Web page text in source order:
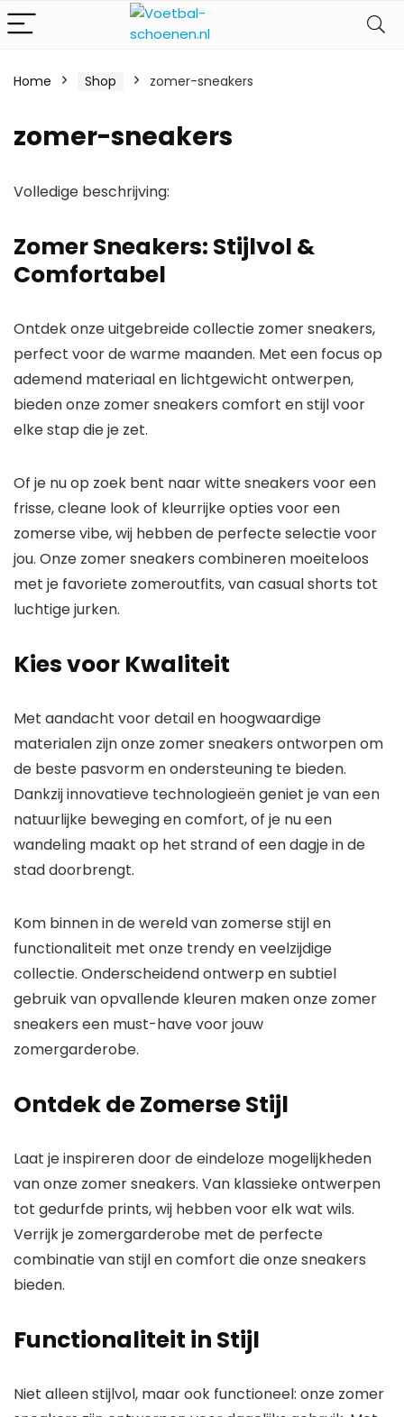
Home Shop zomer-sneakers
zomer-sneakers
Volledige beschrijving:
Zomer Sneakers: Stijlvol &
Comfortabel
Ontdek onze uitgebreide collectie zomer sneakers,
perfect voor de warme maanden. Met een focus op
ademend materiaal en lichtgewicht ontwerpen,
bieden onze zomer sneakers comfort en stijl voor
elke stap die je zet.
Of je nu op zoek bent naarwitte sneakers voor een
frisse, cleane look of kleurrijke opties voor een
zomerse vibe, wij hebben de perfecte selectie voor
jou. Onze zomer sneakers combineren moeiteloos
met je favoriete zomeroutfits, van casual shorts tot
luchtige jurken.
Kies voor Kwaliteit
Met aandacht voor detail en hoogwaardige
materialen zijn onze zomer sneakers ontworpen om
de beste pasvorm en ondersteuning te bieden.
Dankzij innovatieve technologieën geniet je van een
natuurlijke beweging en comfort, of je nu een
wandeling maakt op het strand of een dagje in de
stad doorbrengt.
Kom binnen in de wereld van zomerse stijl en
functionaliteit met onze trendy en veelzijdige
collectie. Onderscheidend ontwerp en subtiel
gebruik van opvallende kleuren maken onze zomer
sneakers een must-have voor jouw
zomergarderobe.
Ontdek de Zomerse Stijl
Laat je inspireren door de eindeloze mogelijkheden
van onze zomer sneakers. Van klassieke ontwerpen
tot gedurfde prints, wij hebben voor elk wat wils.
Verrijk je zomergarderobe met de perfecte
combinatie van stijl en comfort die onze sneakers
bieden.
Functionaliteit in Stijl
Niet alleen stijlvol, maar ook functioneel: onze zomer